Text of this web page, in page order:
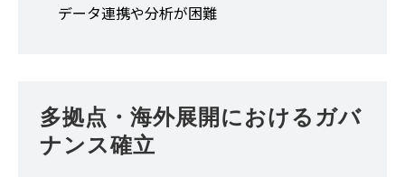
データ連携や分析が困難
多拠点・海外展開におけるガバ
ナンス確立